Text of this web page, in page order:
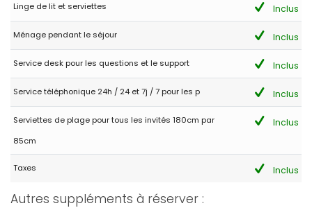
Linge de lit et serviettes Inclus
Ménage pendant le séjour Inclus
Service desk pour les questions et le support Inclus
Service téléphonique 24h / 24 et 7j / 7 pour les p Inclus
Serviettes de plage pour tous les invités 180cm par
85cm
Inclus
Taxes Inclus
Autres suppléments à réserver :